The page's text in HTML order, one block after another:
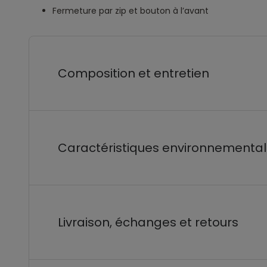
Fermeture par zip et bouton à l’avant
Composition et entretien
Caractéristiques
Livraison, échanges et retours